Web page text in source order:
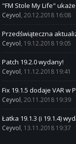
"FM Stole My Life"
Ceyvol, 20.12.2018 16:08
Przedświąteczna
Ceyvol, 19.12.2018 19:05
Patch 19.2.0 wydany!
Ceyvol, 11.12.2018 19:41
Fix 19.1.5 dodaje VAR w
Ceyvol, 20.11.2018 19:39
Łatka 19.1.3 (i 19.1.4)
Ceyvol, 13.11.2018 19:37